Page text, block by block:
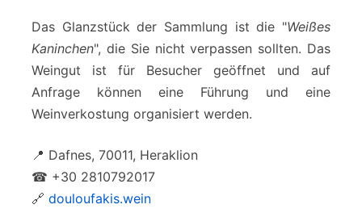
Das Glanzstück der Sammlung ist die "Weißes
Kaninchen", die Sie nicht verpassen sollten. Das
Weingut ist für Besucher geöffnet und auf
Anfrage können eine Führung und eine
Weinverkostung organisiert werden.
📍 Dafnes, 70011, Heraklion
☎ +30 2810792017
🔗 douloufakis.wein